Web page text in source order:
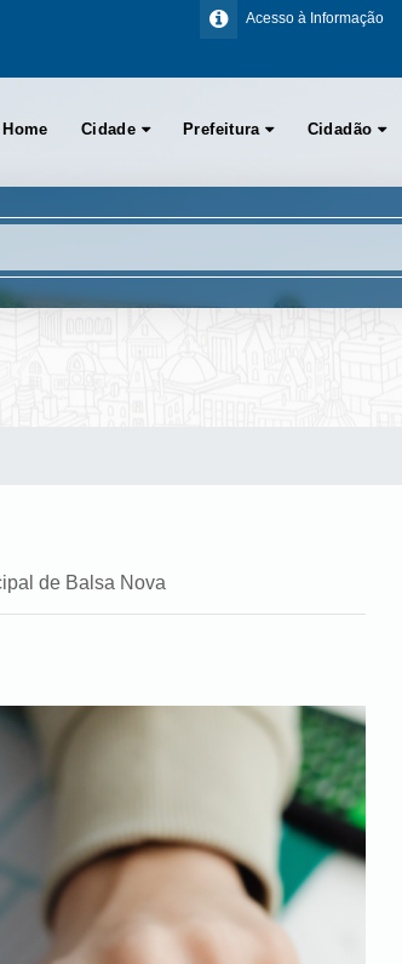
Acesso à Informação
Home Cidade Prefeitura Cidadão
de Balsa Nova